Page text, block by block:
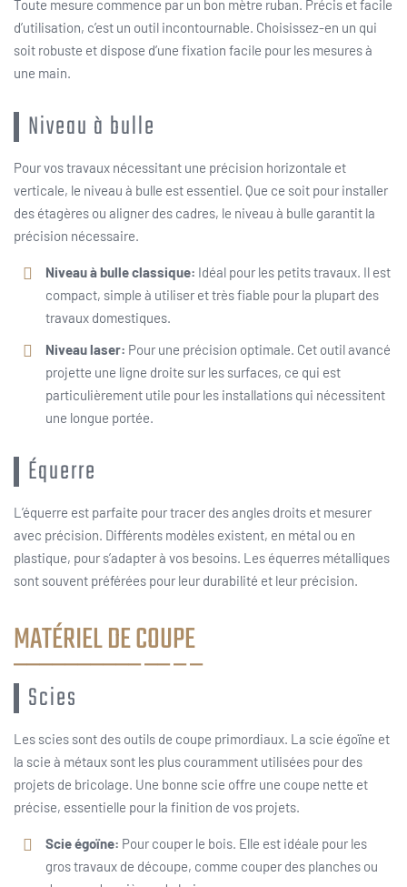
Toute mesure commence par un bon mètre ruban. Précis et facile
d’utilisation, c’est un outil incontournable. Choisissez-en un qui
soit robuste et dispose d’une fixation facile pour les mesures à
une main.
Niveau à bulle
Pour vos travaux nécessitant une précision horizontale et
verticale, le niveau à bulle est essentiel. Que ce soit pour installer
des étagères ou aligner des cadres, le niveau à bulle garantit la
précision nécessaire.
Niveau à bulle classique: Idéal pour les petits travaux. Il est
compact, simple à utiliser et très fiable pour la plupart des
travaux domestiques.
Niveau laser: Pour une précision optimale. Cet outil avancé
projette une ligne droite sur les surfaces, ce qui est
particulièrement utile pour les installations qui nécessitent
une longue portée.
Équerre
L’équerre est parfaite pour tracer des angles droits et mesurer
avec précision. Différents modèles existent, en métal ou en
plastique, pour s’adapter à vos besoins. Les équerres métalliques
sont souvent préférées pour leur durabilité et leur précision.
MATÉRIEL DE COUPE
Scies
Les scies sont des outils de coupe primordiaux. La scie égoïne et
la scie à métaux sont les plus couramment utilisées pour des
projets de bricolage. Une bonne scie offre une coupe nette et
précise, essentielle pour la finition de vos projets.
Scie égoïne: Pour couper le bois. Elle est idéale pour les
gros travaux de découpe, comme couper des planches ou